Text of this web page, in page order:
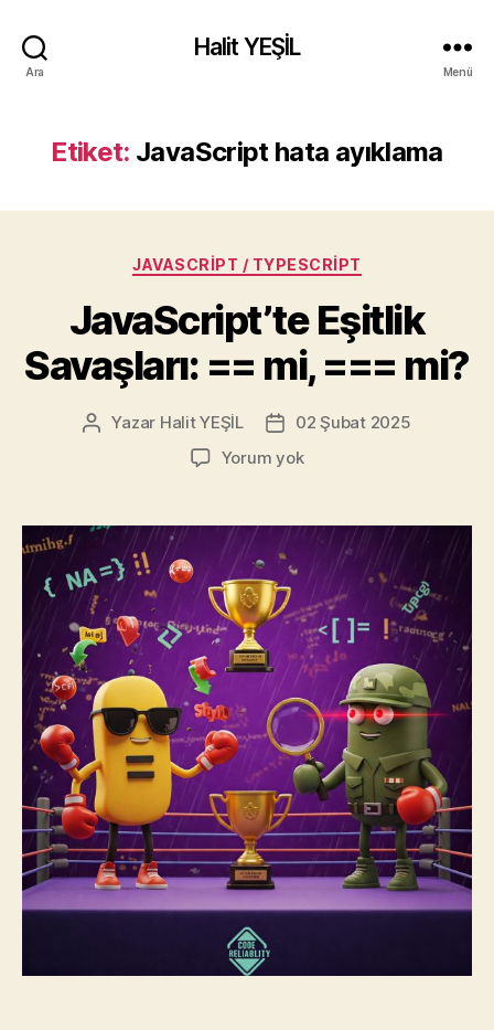
Ara
Halit YEŞİL
Menü
Etiket: JavaScript hata ayıklama
Kategoriler
JAVASCRIPT / TYPESCRIPT
JavaScript’te Eşitlik
Savaşları: == mi, === mi?
Yazının
Yazar Halit YEŞİL
Yazı
tarihi
02 Şubat 2025
Yorum yokJavaScript’te
==
===
mi?